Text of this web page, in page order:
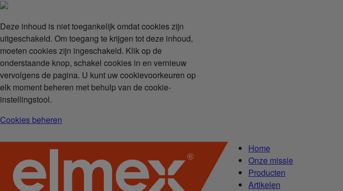
Deze inhoud is niet toegankelijk omdat cookies zijn
uitgeschakeld. Om toegang te krijgen tot deze inhoud,
moeten cookies zijn ingeschakeld. Klik op de
onderstaande knop, schakel cookies in en vernieuw
vervolgens de pagina. U kunt uw cookievoorkeuren op
elk moment beheren met behulp van de cookie-
instellingstool.
Cookies beheren
Home
Onze missie
Producten
Artikelen